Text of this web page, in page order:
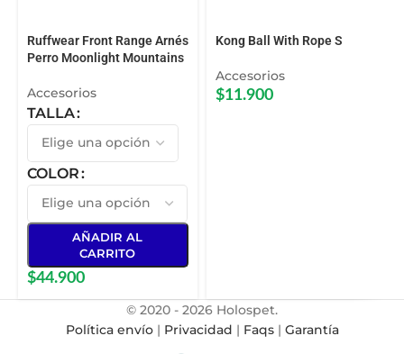
Ruffwear Front Range Arnés
Perro Moonlight Mountains
Accesorios
TALLA
COLOR
AÑADIR AL
CARRITO
$44.900
Kong Ball With Rope S
Accesorios
$11.900
© 2020 - 2026 Holospet.
Política envío| Privacidad | Faqs| Garantía